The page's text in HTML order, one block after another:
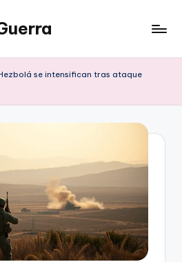
se intensifican tras ataque